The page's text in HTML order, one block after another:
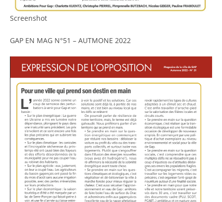
Screenshot
GAP EN MAG N°51 – AUTMONE 2022